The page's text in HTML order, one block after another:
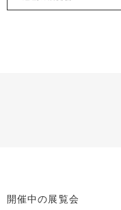
開催中の展覧会